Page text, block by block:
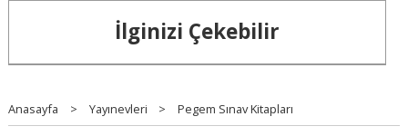
İlginizi Çekebilir
Anasayfa > Yayınevleri > Pegem Sınav Kitapları